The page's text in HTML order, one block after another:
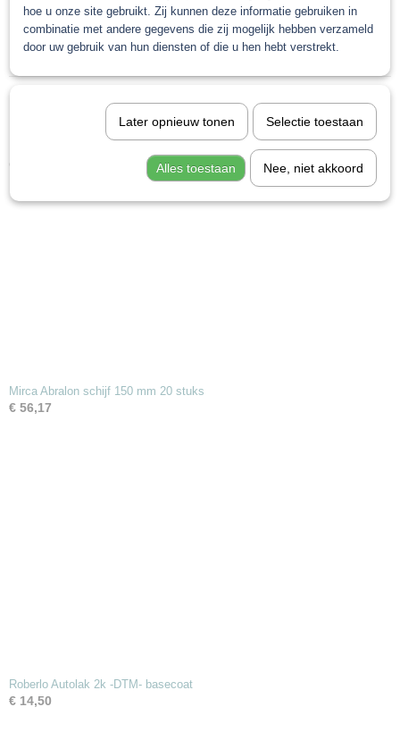
Altijd gelijke druk door de schuimen rug
Geeft uitstekend kraspatroon
verkrijgbaar in 1000 2000 3000 4000
Save
Mirca Abralon schijf 150 mm 20 stuks
€ 56,17
Roberlo Autolak 2k -DTM- basecoat
€ 14,50
hoe u onze site gebruikt. Zij kunnen deze informatie gebruiken in
combinatie met andere gegevens die zij mogelijk hebben verzameld
door uw gebruik van hun diensten of die u hen hebt verstrekt.
Later opnieuw tonen Selectie toestaan
Alles toestaan Nee, niet akkoord